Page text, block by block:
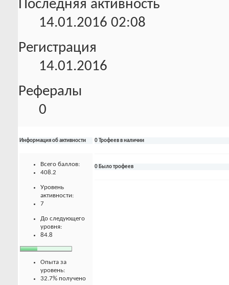
Последняя активность
14.01.2016 02:08
Регистрация
14.01.2016
Рефералы
0
Информация об активности
Всего баллов:
408.2
Уровень
активности:
7
До следующего
уровня:
84.8
Опыта за
уровень:
32.7% получено
0 Трофеев в наличии
0 Было трофеев